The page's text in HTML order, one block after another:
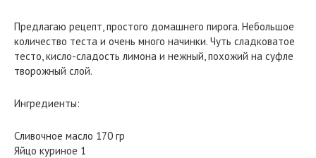
Предлагаю рецепт, простого домашнего пирога. Небольшое
количество теста и очень много начинки. Чуть сладковатое
тесто, кисло-сладость лимона и нежный, похожий на суфле
творожный слой.
Ингредиенты:
Сливочное масло 170 гр
Яйцо куриное 1